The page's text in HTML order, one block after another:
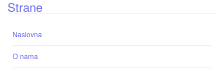
Strane
Naslovna
O nama